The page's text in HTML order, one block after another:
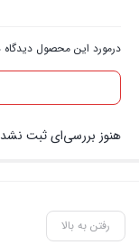
درمورد این محصول دیدگاه
هنوز بررسی‌ای ثبت
رفتن به بالا